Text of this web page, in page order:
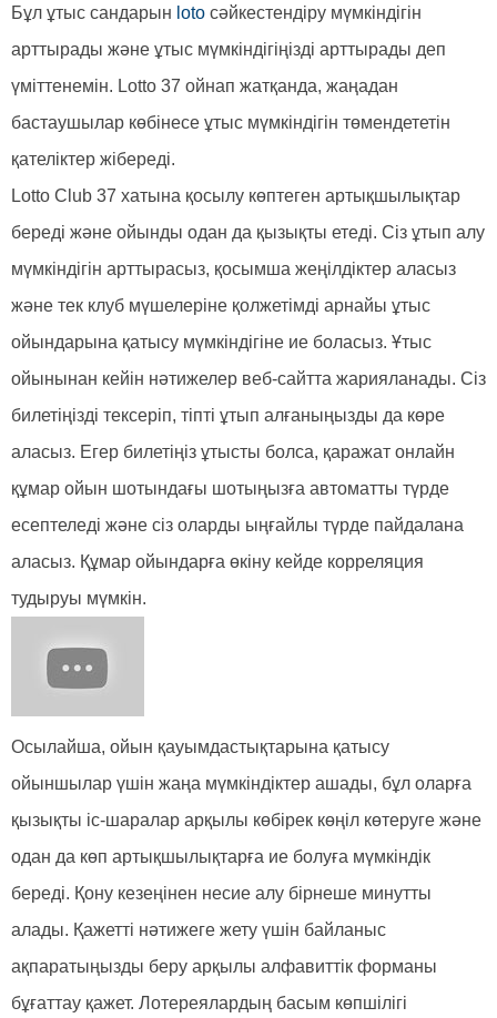
Бұл ұтыс сандарын loto сәйкестендіру мүмкіндігін
арттырады және ұтыс мүмкіндігіңізді арттырады деп
үміттенемін. Lotto 37 ойнап жатқанда, жаңадан
бастаушылар көбінесе ұтыс мүмкіндігін төмендететін
қателіктер жібереді.
Lotto Club 37 хатына қосылу көптеген артықшылықтар
береді және ойынды одан да қызықты етеді. Сіз ұтып алу
мүмкіндігін арттырасыз, қосымша жеңілдіктер аласыз
және тек клуб мүшелеріне қолжетімді арнайы ұтыс
ойындарына қатысу мүмкіндігіне ие боласыз. Ұтыс
ойынынан кейін нәтижелер веб-сайтта жарияланады. Сіз
билетіңізді тексеріп, тіпті ұтып алғаныңызды да көре
аласыз. Егер билетіңіз ұтысты болса, қаражат онлайн
құмар ойын шотындағы шотыңызға автоматты түрде
есептеледі және сіз оларды ыңғайлы түрде пайдалана
аласыз. Құмар ойындарға өкіну кейде корреляция
тудыруы мүмкін.
Осылайша, ойын қауымдастықтарына қатысу
ойыншылар үшін жаңа мүмкіндіктер ашады, бұл оларға
қызықты іс-шаралар арқылы көбірек көңіл көтеруге және
одан да көп артықшылықтарға ие болуға мүмкіндік
береді. Қону кезеңінен несие алу бірнеше минутты
алады. Қажетті нәтижеге жету үшін байланыс
ақпаратыңызды беру арқылы алфавиттік форманы
бұғаттау қажет. Лотереялардың басым көпшілігі